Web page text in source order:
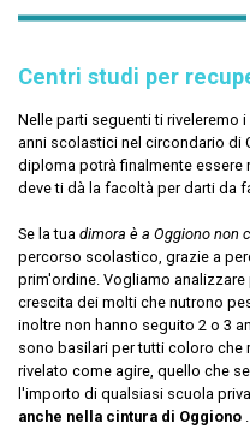
Scuole inglese
Scuole serali
Centri studi per
Nelle parti seguenti ti riveleremo
anni scolastici nel circondario di
diploma potrà finalmente essere
deve ti dà la facoltà per darti da
Se la tua dimora è a Oggiono non
percorso scolastico, grazie a
prim'ordine. Vogliamo
crescita dei molti che nutrono
inoltre non hanno seguito 2 o 3
sono basilari per tutti coloro che
rivelato come agire, quello che
l'importo di qualsiasi scuola
anche nella cintura di Oggiono